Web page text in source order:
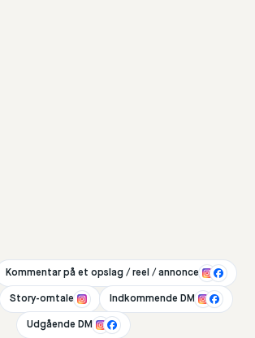
Kommentar på et opslag / reel / annonce
Story-omtale Indkommende DM
Udgående DM